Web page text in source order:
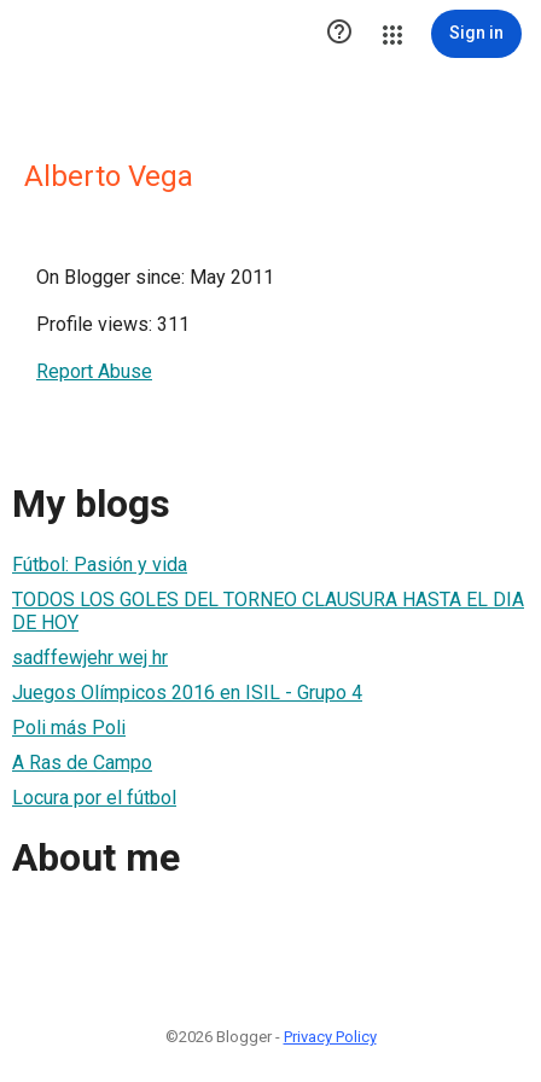
 Sign in
Alberto Vega
On Blogger since: May 2011
Profile views: 311
Report Abuse
My blogs
Fútbol: Pasión y vida
TODOS LOS GOLES DEL TORNEO CLAUSURA HASTA EL DIA
DE HOY
sadffewjehr wej hr
Juegos Olímpicos 2016 en ISIL - Grupo 4
Poli más Poli
A Ras de Campo
Locura por el fútbol
About me
©2026 Blogger - Privacy Policy